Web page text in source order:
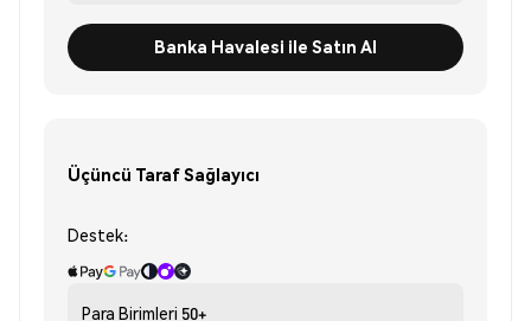
Banka Havalesi ile Satın Al
Üçüncü Taraf Sağlayıcı
Destek:
Para Birimleri 50+